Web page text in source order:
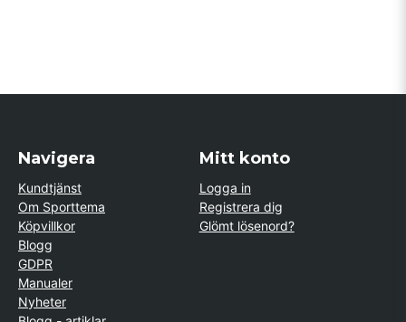
Navigera
Kundtjänst
Om Sporttema
Köpvillkor
Blogg
GDPR
Manualer
Nyheter
Mitt konto
Logga in
Registrera dig
Glömt lösenord?